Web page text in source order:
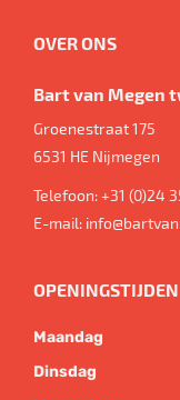
OVER ONS
Bart van Megen
Groenestraat 175
6531 HE Nijmegen
Telefoon:+31 (0)24
E-mail:
OPENINGSTIJDEN
Maandag
Dinsdag